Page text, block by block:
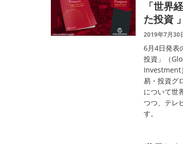
「世界
た投資 」
2019年7月30
6月4日発表
投資」（
Investment
易・投資グ
について世
つつ、テレ
す。